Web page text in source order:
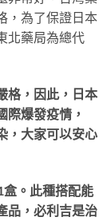
，為了保證日本
北藥局為總代
格，因此，日本
際爆發疫情，
，大家可以安心
。此種搭配能
品，必利吉是治